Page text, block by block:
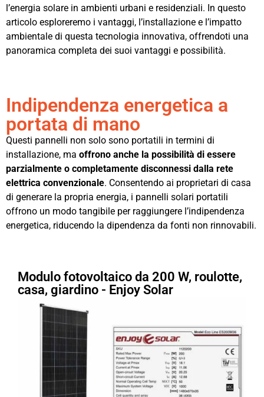
l’energia solare in ambienti urbani e residenziali. In questo
articolo esploreremo i vantaggi, l’installazione e l’impatto
ambientale di questa tecnologia innovativa, offrendoti una
panoramica completa dei suoi vantaggi e possibilità.
Indipendenza energetica a
portata di mano
Questi pannelli non solo sono portatili in termini di
installazione, ma offrono anche la possibilità di essere
parzialmente o completamente disconnessi dalla rete
elettrica convenzionale. Consentendo ai proprietari di casa
di generare la propria energia, i pannelli solari portatili
offrono un modo tangibile per raggiungere l’indipendenza
energetica, riducendo la dipendenza da fonti non rinnovabili.
Modulo fotovoltaico da 200 W, roulotte,
casa, giardino - Enjoy Solar